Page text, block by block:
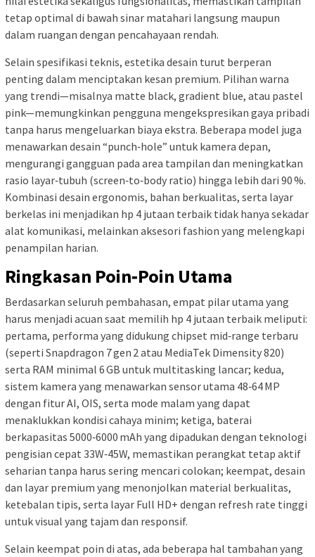
tetap optimal di bawah sinar matahari langsung maupun
dalam ruangan dengan pencahayaan rendah.
Selain spesifikasi teknis, estetika desain turut berperan
penting dalam menciptakan kesan premium. Pilihan warna
yang trendi—misalnya matte black, gradient blue, atau pastel
pink—memungkinkan pengguna mengekspresikan gaya pribadi
tanpa harus mengeluarkan biaya ekstra. Beberapa model juga
menawarkan desain “punch‑hole” untuk kamera depan,
mengurangi gangguan pada area tampilan dan meningkatkan
rasio layar‑tubuh (screen‑to‑body ratio) hingga lebih dari 90 %.
Kombinasi desain ergonomis, bahan berkualitas, serta layar
berkelas ini menjadikan hp 4 jutaan terbaik tidak hanya sekadar
alat komunikasi, melainkan aksesori fashion yang melengkapi
penampilan harian.
Ringkasan Poin‑Poin Utama
Berdasarkan seluruh pembahasan, empat pilar utama yang
harus menjadi acuan saat memilih hp 4 jutaan terbaik meliputi:
pertama, performa yang didukung chipset mid‑range terbaru
(seperti Snapdragon 7 gen 2 atau MediaTek Dimensity 820)
serta RAM minimal 6 GB untuk multitasking lancar; kedua,
sistem kamera yang menawarkan sensor utama 48‑64 MP
dengan fitur AI, OIS, serta mode malam yang dapat
menaklukkan kondisi cahaya minim; ketiga, baterai
berkapasitas 5000‑6000 mAh yang dipadukan dengan teknologi
pengisian cepat 33W‑45W, memastikan perangkat tetap aktif
seharian tanpa harus sering mencari colokan; keempat, desain
dan layar premium yang menonjolkan material berkualitas,
ketebalan tipis, serta layar Full HD+ dengan refresh rate tinggi
untuk visual yang tajam dan responsif.
Selain keempat poin di atas, ada beberapa hal tambahan yang